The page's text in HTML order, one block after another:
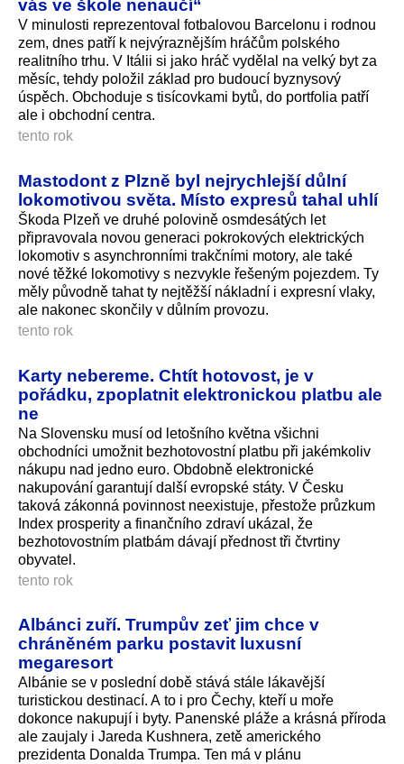
vás ve škole nenaučí“
V minulosti reprezentoval fotbalovou Barcelonu i rodnou
zem, dnes patří k nejvýraznějším hráčům polského
realitního trhu. V Itálii si jako hráč vydělal na velký byt za
měsíc, tehdy položil základ pro budoucí byznysový
úspěch. Obchoduje s tisícovkami bytů, do portfolia patří
ale i obchodní centra.
tento rok
Mastodont z Plzně byl nejrychlejší důlní
lokomotivou světa. Místo expresů tahal uhlí
Škoda Plzeň ve druhé polovině osmdesátých let
připravovala novou generaci pokrokových elektrických
lokomotiv s asynchronními trakčními motory, ale také
nové těžké lokomotivy s nezvykle řešeným pojezdem. Ty
měly původně tahat ty nejtěžší nákladní i expresní vlaky,
ale nakonec skončily v důlním provozu.
tento rok
Karty nebereme. Chtít hotovost, je v
pořádku, zpoplatnit elektronickou platbu ale
ne
Na Slovensku musí od letošního května všichni
obchodníci umožnit bezhotovostní platbu při jakémkoliv
nákupu nad jedno euro. Obdobně elektronické
nakupování garantují další evropské státy. V Česku
taková zákonná povinnost neexistuje, přestože průzkum
Index prosperity a finančního zdraví ukázal, že
bezhotovostním platbám dávají přednost tři čtvrtiny
obyvatel.
tento rok
Albánci zuří. Trumpův zeť jim chce v
chráněném parku postavit luxusní
megaresort
Albánie se v poslední době stává stále lákavější
turistickou destinací. A to i pro Čechy, kteří u moře
dokonce nakupují i byty. Panenské pláže a krásná příroda
ale zaujaly i Jareda Kushnera, zetě amerického
prezidenta Donalda Trumpa. Ten má v plánu